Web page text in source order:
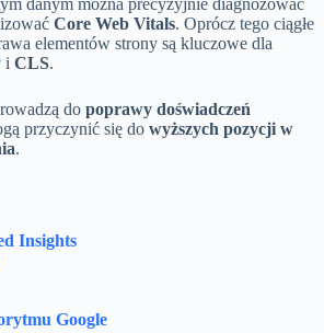
danym można precyzyjnie diagnozować
Core Web Vitals. Oprócz tego ciągłe
elementów strony są kluczowe dla
i CLS.
do poprawy doświadczeń
przyczynić się do wyższych pozycji w
.
Insights
Google